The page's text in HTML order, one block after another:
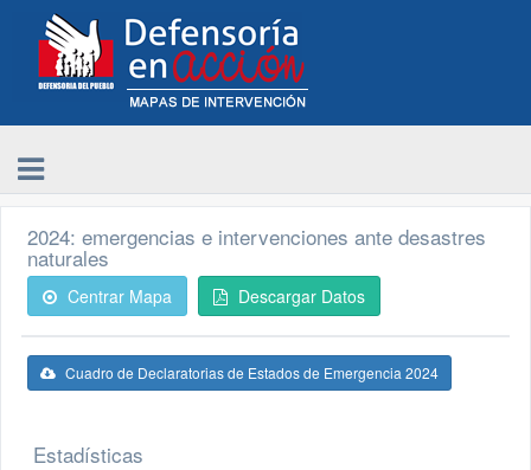
2024: emergencias e intervenciones ante desastres
naturales
Centrar Mapa Descargar Datos
Cuadro de Declaratorias de Estados de Emergencia 2024
Estadísticas